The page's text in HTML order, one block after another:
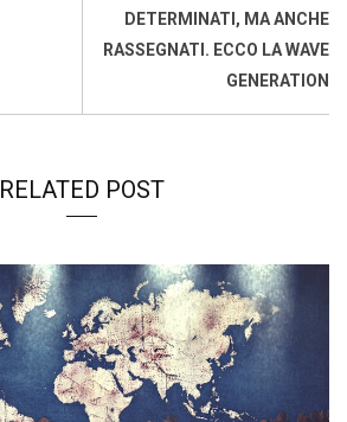
k
DETERMINATI, MA ANCHE
RASSEGNATI. ECCO LA WAVE
GENERATION
RELATED POST